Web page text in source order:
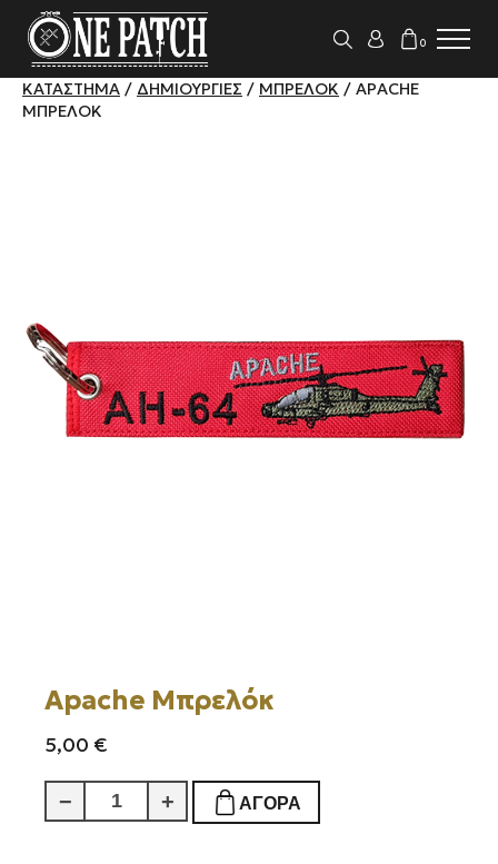
0
ΚΑΤΆΣΤΗΜΑ / ΔΗΜΙΟΥΡΓΊΕΣ / ΜΠΡΕΛΌΚ / APACHE
ΜΠΡΕΛΌΚ
Apache Μπρελόκ
5,00 €
−
Apache
Μπρελόκ
+ ΑΓΟΡΆ